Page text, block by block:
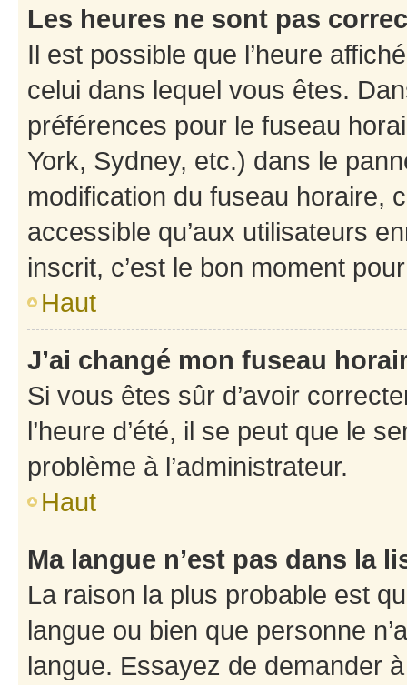
Les heures ne sont pas
Il est possible que l’heure
celui dans lequel vous êtes.
préférences pour le fuseau
York, Sydney, etc.) dans le
modification du fuseau horaire,
accessible qu’aux utilisateurs
inscrit, c’est le bon moment
Haut
J’ai changé mon fuseau
Si vous êtes sûr d’avoir
l’heure d’été, il se peut que le
problème à l’administrateur.
Haut
Ma langue n’est pas dans la
La raison la plus probable est
langue ou bien que personne
langue. Essayez de demander